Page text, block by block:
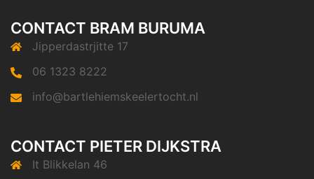
CONTACT BRAM BURUMA
Jipperdastrjitte 17
06 1323 8222
info@bartlehiemskeelertocht.nl
CONTACT PIETER DIJKSTRA
It Blikkelan 46